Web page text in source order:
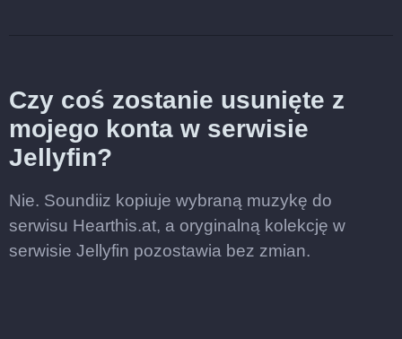
Czy coś zostanie usunięte z
mojego konta w serwisie
Jellyfin?
Nie. Soundiiz kopiuje wybraną muzykę do
serwisu Hearthis.at, a oryginalną kolekcję w
serwisie Jellyfin pozostawia bez zmian.